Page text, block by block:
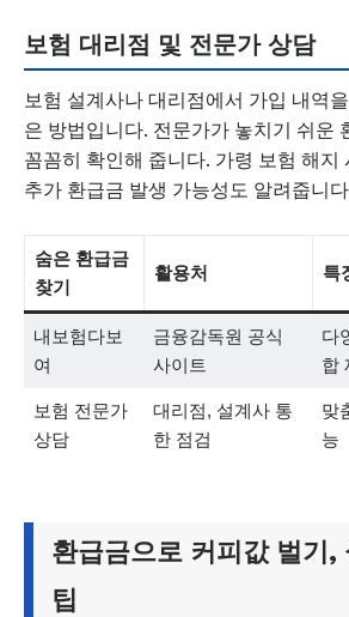
보험 대리점 및 전문가 상담
보험 설계사나 대리점에서 가입 내역
은 방법입니다. 전문가가 놓치기 쉬운
꼼꼼히 확인해 줍니다. 가령 보험 해지
추가 환급금 발생 가능성도 알려줍니
숨은 환급금
찾기
활용처 특
내보험다보
여
금융감독원 공식
사이트
다
합
보험 전문가
상담
대리점, 설계사 통
한 점검
맞
능
환급금으로 커피값 벌기,
팁